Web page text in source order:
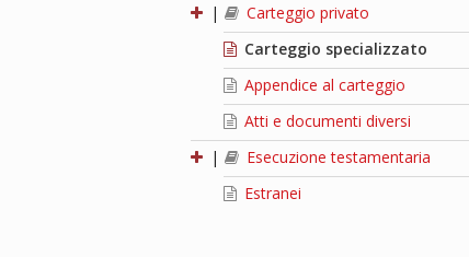
|
Carteggio privato
Carteggio specializzato
Appendice al carteggio
Atti e documenti diversi
|
Esecuzione testamentaria
Estranei